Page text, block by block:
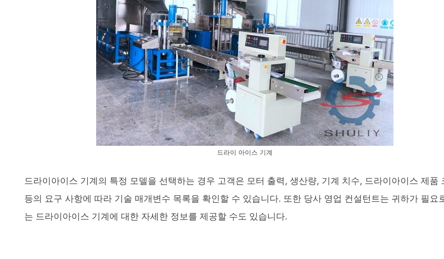
드라이 아이스 기계
드라이아이스 기계의 특정 모델을 선택하는 경우 고객은 모터 출력, 생산량, 기계 치수, 드라이아이스 제품
등의 요구 사항에 따라 기술 매개변수 목록을 확인할 수 있습니다. 또한 당사 영업 컨설턴트는 귀하가 필요
는 드라이아이스 기계에 대한 자세한 정보를 제공할 수도 있습니다.